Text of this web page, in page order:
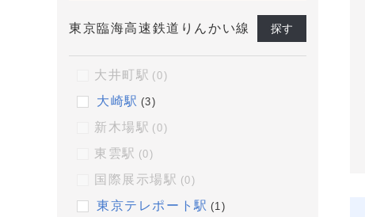
東京臨海高速鉄道りんかい線 探す
大井町駅 (0)
大崎駅 (3)
新木場駅 (0)
東雲駅 (0)
国際展示場駅 (0)
東京テレポート駅 (1)